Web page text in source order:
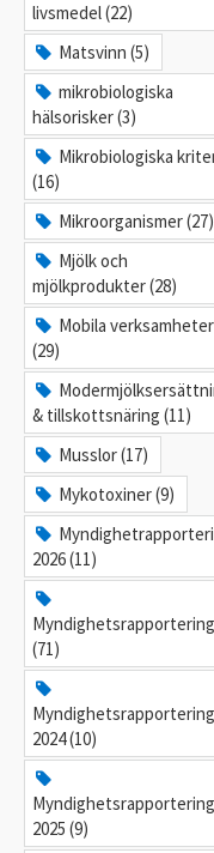
livsmedel (22)
Matsvinn (5)
mikrobiologiska
hälsorisker (3)
Mikrobiologiska
(16)
Mikroorganismer (27)
Mjölk och
mjölkprodukter (28)
Mobila verksamheter
(29)
& tillskottsnäring (11)
Musslor (17)
Mykotoxiner (9)
2026 (11)
Myndighetsrapportering
(71)
Myndighetsrapportering
2024 (10)
Myndighetsrapportering
2025 (9)